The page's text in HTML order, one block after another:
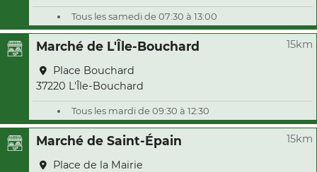
Tous les samedi de 07:30 à 13:00
Marché de L'Île-Bouchard 15km
Place Bouchard
37220 L'Île-Bouchard
Tous les mardi de 09:30 à 12:30
Marché de Saint-Épain 15km
Place de la Mairie